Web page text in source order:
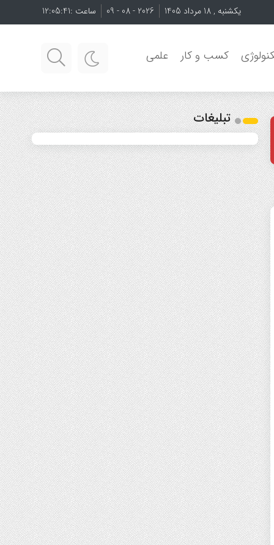
یکشنبه , 18 مرداد 1405 2026 - 08 - 09 ساعت :12:05:42
کسب و کار علمی
تبلیغات